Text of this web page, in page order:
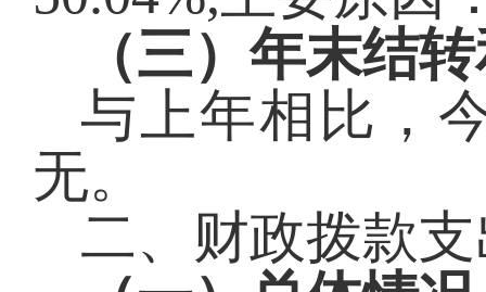
（三）年末结
与上年相比，
无。
二、财政拨款